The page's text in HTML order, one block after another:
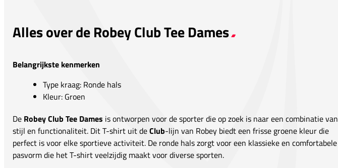
Alles over de Robey Club Tee Dames
Belangrijkste kenmerken
Type kraag: Ronde hals
Kleur: Groen
De Robey Club Tee Dames is ontworpen voor de sporter die op zoek is naar een combinatie van
stijl en functionaliteit. Dit T-shirt uit deClub-lijn van Robey biedt een frisse groene kleur die
perfect is voor elke sportieve activiteit. De ronde hals zorgt voor een klassieke en comfortabele
pasvorm die het T-shirt veelzijdig maakt voor diverse sporten.